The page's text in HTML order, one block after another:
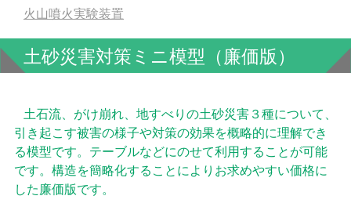
火山噴火実験装置
土砂災害対策ミニ模型（廉価版）
土石流、がけ崩れ、地すべりの土砂災害３種について、
引き起こす被害の様子や対策の効果を概略的に理解でき
る模型です。テーブルなどにのせて利用することが可能
です。構造を簡略化することによりお求めやすい価格に
した廉価版です。